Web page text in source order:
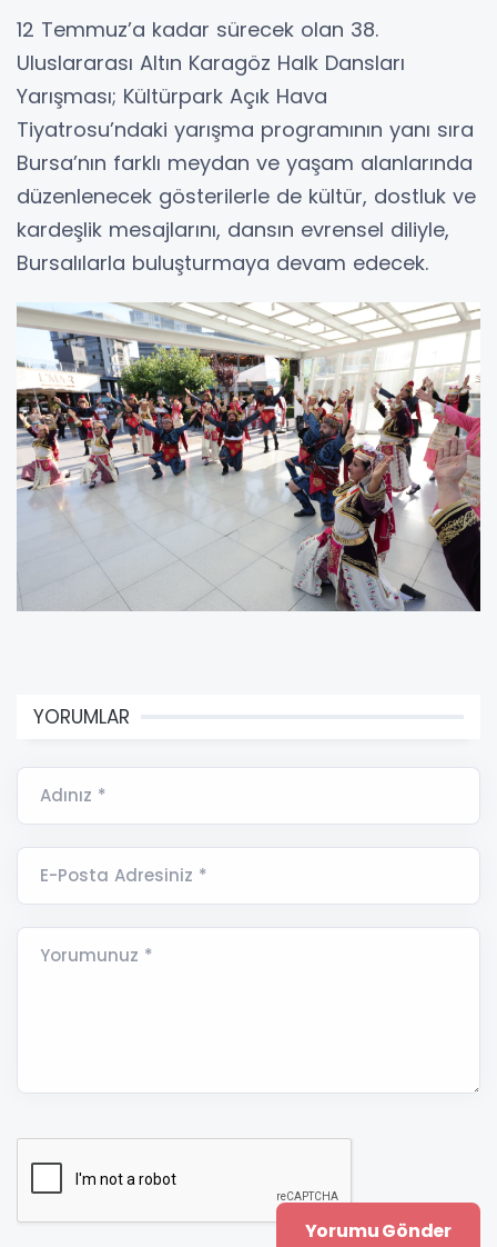
12 Temmuz’a kadar sürecek olan 38.
Uluslararası Altın Karagöz Halk Dansları
Yarışması; Kültürpark Açık Hava
Tiyatrosu’ndaki yarışma programının yanı sıra
Bursa’nın farklı meydan ve yaşam alanlarında
düzenlenecek gösterilerle de kültür, dostluk ve
kardeşlik mesajlarını, dansın evrensel diliyle,
Bursalılarla buluşturmaya devam edecek.
YORUMLAR
Adınız *
E-Posta Adresiniz *
Yorumunuz *